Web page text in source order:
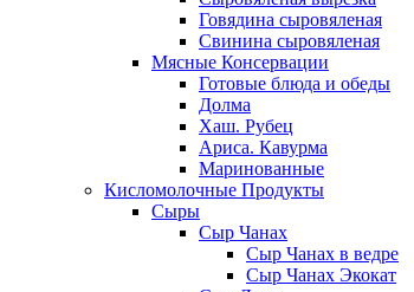
Говядина сыровяленая
Свинина сыровяленая
Мясные Консервации
Готовые блюда и обеды
Долма
Хаш. Рубец
Ариса. Кавурма
Маринованные
Кисломолочные Продукты
Сыры
Сыр Чанах
Сыр Чанах в ведре
Сыр Чанах Экокат